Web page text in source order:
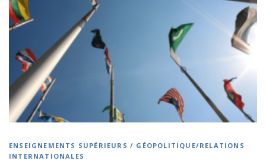
ENSEIGNEMENTS SUPÉRIEURS / GÉOPOLITIQUE/RELATIONS
INTERNATIONALES